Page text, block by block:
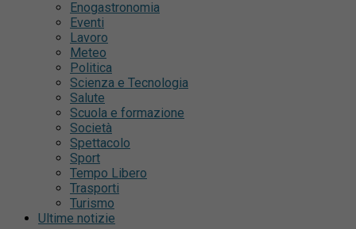
Enogastronomia
Eventi
Lavoro
Meteo
Politica
Scienza e Tecnologia
Salute
Scuola e formazione
Società
Spettacolo
Sport
Tempo Libero
Trasporti
Turismo
Ultime notizie